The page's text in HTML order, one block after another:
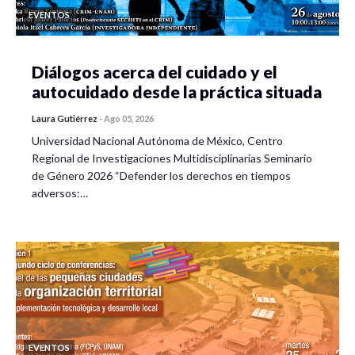
EVENTOS
Diálogos acerca del cuidado y el
autocuidado desde la práctica situada
Laura Gutiérrez - Ago 05, 2026
Universidad Nacional Autónoma de México, Centro
Regional de Investigaciones Multidisciplinarias Seminario
de Género 2026 “Defender los derechos en tiempos
adversos:…
EVENTOS